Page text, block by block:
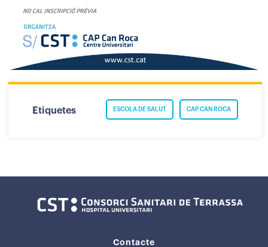
Etiquetes CAP CAN ROCA
ESCOLA DE SALUT
Contacte